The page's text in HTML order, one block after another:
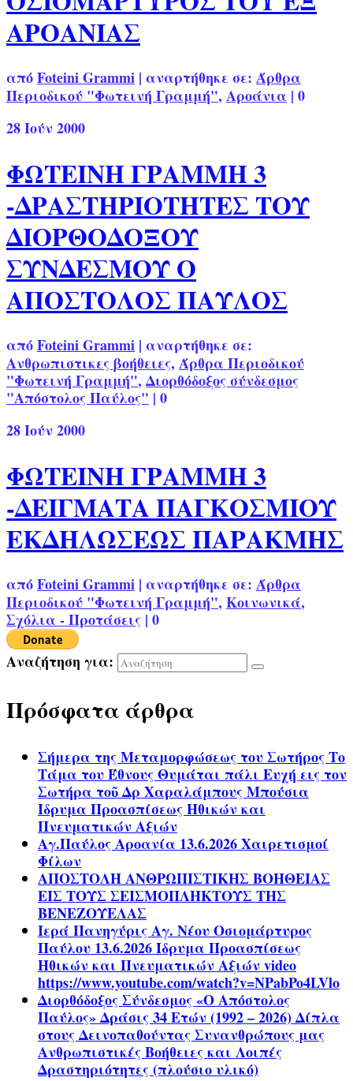
ΑΡΟΑΝΙΑΣ
απόFoteini Grammi | αναρτήθηκε σε: Άρθρα
Περιοδικού "Φωτεινή Γραμμή", Αροάνια | 0
28Ιούν 2000
ΦΩΤΕΙΝΗ ΓΡΑΜΜΗ 3
-ΔΡΑΣΤΗΡΙΟΤΗΤΕΣ ΤΟΥ
ΔΙΟΡΘΟΔΟΞΟΥ
ΣΥΝΔΕΣΜΟΥ Ο
ΑΠΟΣΤΟΛΟΣ ΠΑΥΛΟΣ
απόFoteini Grammi | αναρτήθηκε σε:
Ανθρωπιστικες βοήθειες, Άρθρα Περιοδικού
"Φωτεινή Γραμμή",Διορθόδοξος σύνδεσμος
"Απόστολος Παύλος" | 0
28Ιούν 2000
ΦΩΤΕΙΝΗ ΓΡΑΜΜΗ 3
-ΔΕΙΓΜΑΤΑ ΠΑΓΚΟΣΜΙΟΥ
ΕΚΔΗΛΩΣΕΩΣ ΠΑΡΑΚΜΗΣ
απόFoteini Grammi | αναρτήθηκε σε: Άρθρα
Περιοδικού "Φωτεινή Γραμμή", Κοινωνικά,
Σχόλια - Προτάσεις | 0
Αναζήτηση για:
Πρόσφατα άρθρα
Σήμερα της Μεταμορφώσεως του Σωτήρος Το
Τάμα του Έθνους Θυμάται πάλι Ευχή εις τον
Σωτήρα τοῦ Δρ Χαραλάμπους Μπούσια
Ίδρυμα Προασπίσεως Ηθικών και
Πνευματικών Αξιών
Αγ.Παύλος Αροανία 13.6.2026 Χαιρετισμοί
Φίλων
ΑΠΟΣΤΟΛΗ ΑΝΘΡΩΠΙΣΤΙΚΗΣ ΒΟΗΘΕΙΑΣ
ΕΙΣ ΤΟΥΣ ΣΕΙΣΜΟΠΛΗΚΤΟΥΣ ΤΗΣ
ΒΕΝΕΖΟΥΕΛΑΣ
Ιερά Πανηγύρις Αγ. Νέου Οσιομάρτυρος
Παύλου 13.6.2026 Ίδρυμα Προασπίσεως
Ηθικών και Πνευματικών Αξιών video
https://www.youtube.com/watch?v=NPabPo4LVlo
Διορθόδοξος Σύνδεσμος «Ο Απόστολος
Παύλος» Δράσις 34 Ετών (1992 – 2026) Δίπλα
στους Δεινοπαθούντας Συνανθρώπους μας
Ανθρωπιστικές Βοήθειες και Λοιπές
Δραστηριότητες (πλούσιο υλικό)